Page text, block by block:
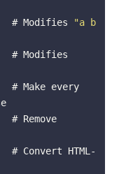
Modifies
"a b
Make every
Convert HTML-